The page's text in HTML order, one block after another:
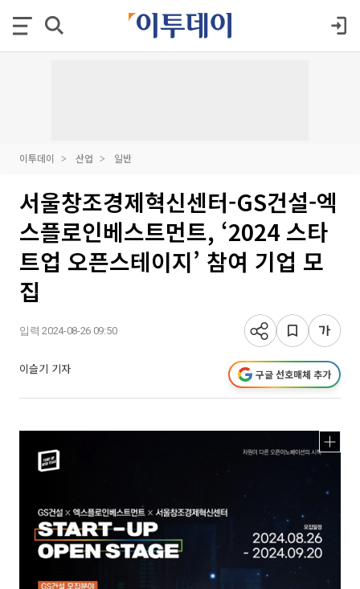
이투데이 산업 일반
서울창조경제혁신센터-GS건설-엑
스플로인베스트먼트, ‘2024 스타
트업 오픈스테이지’ 참여 기업 모
집
입력 2024-08-26 09:50
이슬기 기자 구글 선호매체 추가